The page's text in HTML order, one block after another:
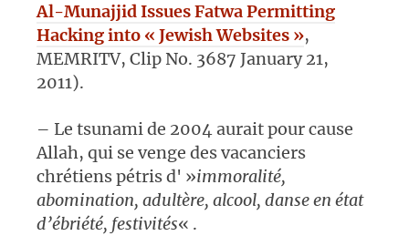
Al-Munajjid Issues Fatwa Permitting
Hacking into « Jewish Websites »,
MEMRITV, Clip No. 3687 January 21,
2011).
– Le tsunami de 2004 aurait pour cause
Allah, qui se venge des vacanciers
chrétiens pétris d' »immoralité,
abomination, adultère, alcool, danse en état
d’ébriété, festivités« .